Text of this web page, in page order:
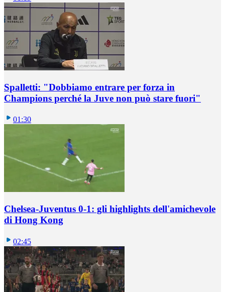
Spalletti: "Dobbiamo entrare per forza in
Champions perché la Juve non può stare fuori"
01:30
Chelsea-Juventus 0-1: gli highlights dell'amichevole
di Hong Kong
02:45